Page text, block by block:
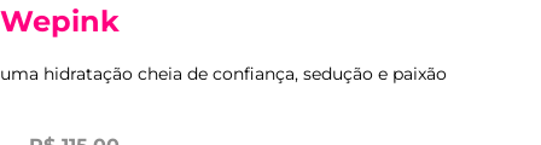
Wepink
uma hidratação cheia de confiança, sedução e paixão